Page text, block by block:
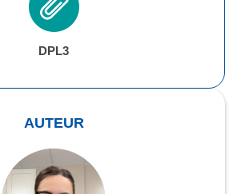
DPL3
AUTEUR